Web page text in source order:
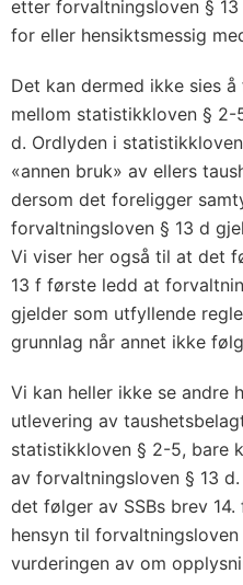
etter forvaltningsloven §
for eller hensiktsmessig
Det kan dermed ikke sies
mellom statistikkloven §
d. Ordlyden i
«annen bruk» av ellers
dersom det foreligger
forvaltningsloven § 13 d
Vi viser her også til at det
13 f første ledd at
gjelder som utfyllende
grunnlag når annet ikke
Vi kan heller ikke se andre
utlevering av
statistikkloven § 2-5, bare
av forvaltningsloven § 13
det følger av SSBs brev
hensyn til
vurderingen av om